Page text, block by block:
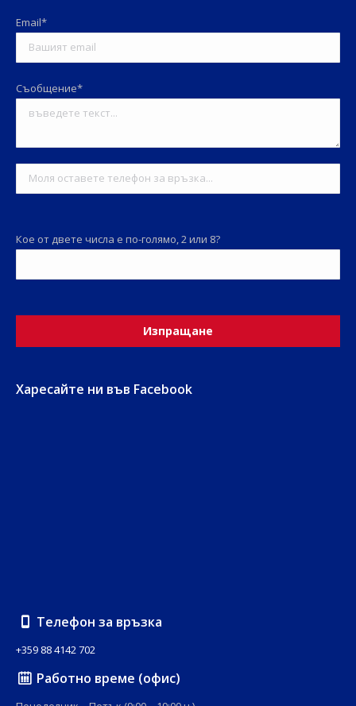
Email*
Съобщение*
Кое от двете числа е по-голямо, 2 или 8?
Харесайте ни във Facebook
Телефон за връзка
+359 88 4142 702
Работно време (офис)